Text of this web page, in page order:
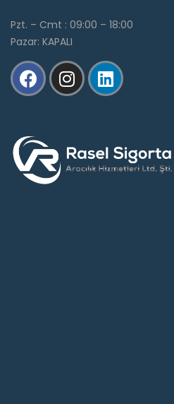
Pzt. – Cmt : 09:00 – 18:00
Pazar: KAPALI